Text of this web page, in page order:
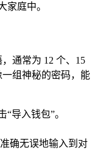
家庭中。
通常为 12 个、15
一组神秘的密码，能
“导入钱包”。
确无误地输入到对